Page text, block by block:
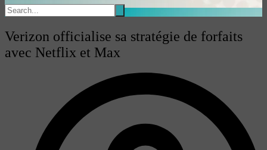
Verizon officialise sa stratégie de forfaits
avec Netflix et Max